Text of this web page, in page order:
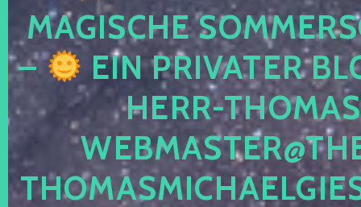
MAGISCHE
–
EIN PRIVATER
HERR-